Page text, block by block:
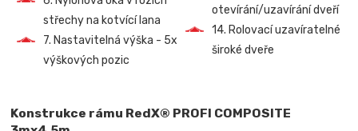
střechy na kotvící lana
7. Nastavitelná výška - 5x
výškových pozic
otevírání/uzavírání dveří
14. Rolovací uzavíratelné
široké dveře
Konstrukce rámu RedX® PROFI COMPOSITE